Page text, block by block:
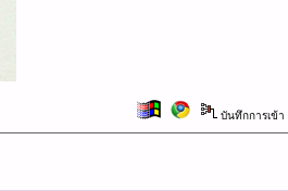
บันทึกการเข้า